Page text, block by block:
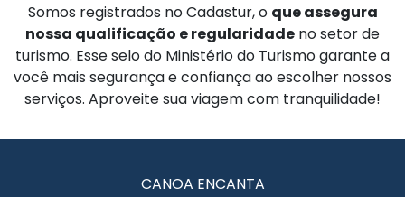
Somos registrados no Cadastur, o que assegura
nossa qualificação e regularidade no setor de
turismo. Esse selo do Ministério do Turismo garante a
você mais segurança e confiança ao escolher nossos
serviços. Aproveite sua viagem com tranquilidade!
CANOA ENCANTA